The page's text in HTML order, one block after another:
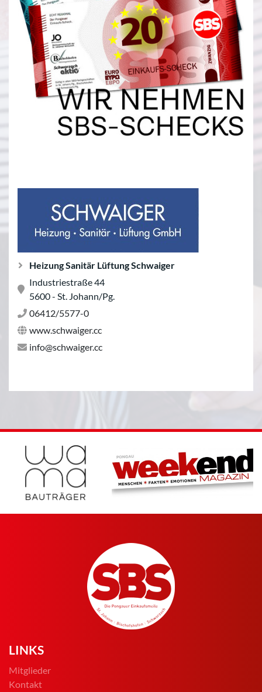
Heizung Sanitär Lüftung Schwaiger
Industriestraße 44
5600 - St. Johann/Pg.
06412/5577-0
www.schwaiger.cc
info@schwaiger.cc
LINKS
Mitglieder
Kontakt